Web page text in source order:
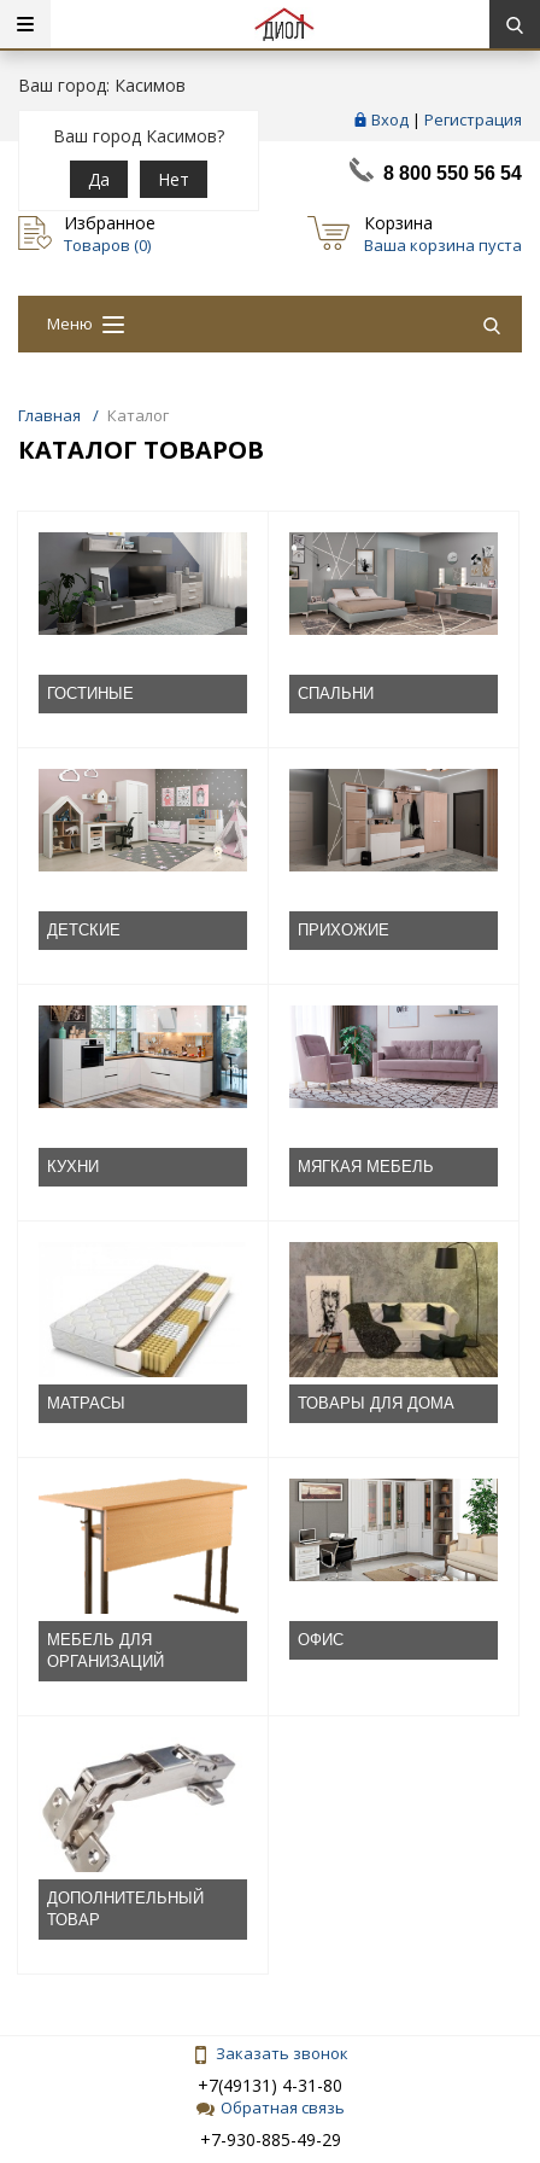
Ваш город: Касимов
Ваш город Касимов?
Да
Нет
Вход | Регистрация
8 800 550 56 54
Избранное
Товаров (0)
Корзина
Ваша корзина пуста
Меню
Главная / Каталог
КАТАЛОГ ТОВАРОВ
ГОСТИНЫЕ СПАЛЬНИ
ДЕТСКИЕ ПРИХОЖИЕ
КУХНИ МЯГКАЯ МЕБЕЛЬ
МАТРАСЫ ТОВАРЫ ДЛЯ ДОМА
МЕБЕЛЬ ДЛЯ
ОРГАНИЗАЦИЙ
ОФИС
ДОПОЛНИТЕЛЬНЫЙ
ТОВАР
Заказать звонок
+7(49131) 4-31-80
Обратная связь
+7-930-885-49-29